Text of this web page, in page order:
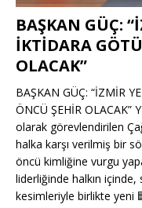
BAŞKAN GÜÇ:
İKTİDARA
OLACAK”
BAŞKAN GÜÇ: “İZMİR
ÖNCÜ ŞEHİR OLACAK”
olarak görevlendirilen
halka karşı verilmiş bir
öncü kimliğine vurgu
liderliğinde halkın
kesimleriyle birlikte yeni